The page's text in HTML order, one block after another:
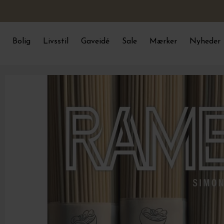
Bolig Livsstil Gaveidé Sale Mærker Nyheder